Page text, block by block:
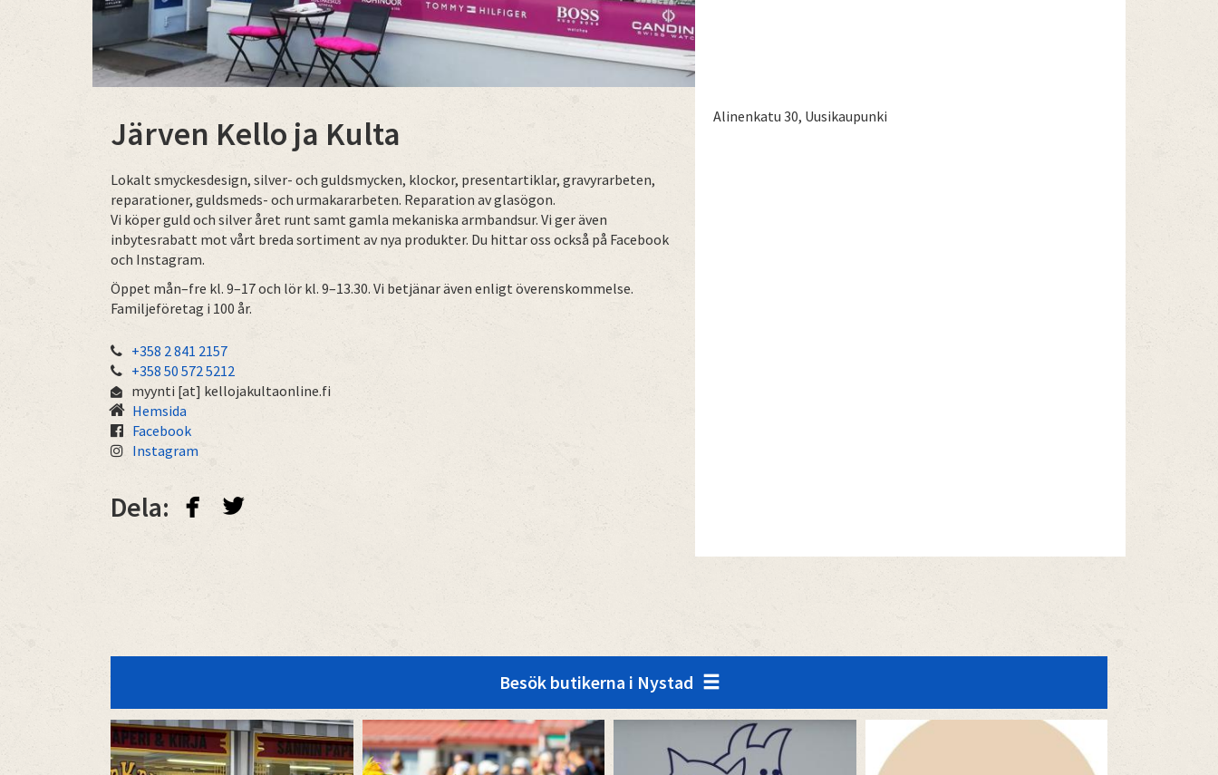
Järven Kello ja Kulta
Lokalt smyckesdesign, silver- och guldsmycken, klockor, presentartiklar, gravyrarbeten,
reparationer, guldsmeds- och urmakararbeten. Reparation av glasögon.
Vi köper guld och silver året runt samt gamla mekaniska armbandsur. Vi ger även
inbytesrabatt mot vårt breda sortiment av nya produkter. Du hittar oss också på Facebook
och Instagram.
Öppet mån–fre kl. 9–17 och lör kl. 9–13.30. Vi betjänar även enligt överenskommelse.
Familjeföretag i 100 år.
+358 2 841 2157
+358 50 572 5212
myynti [at] kellojakultaonline.fi
Hemsida
Facebook
Instagram
Dela: facebook twitterbird
Alinenkatu 30, Uusikaupunki
Besök butikerna i Nystad